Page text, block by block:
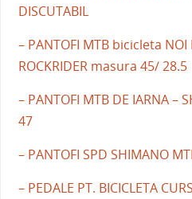
DISCUTABIL
– PANTOFI MTB bicicleta NOI
ROCKRIDER masura 45/ 28.5
– PANTOFI MTB DE IARNA –
47
– PANTOFI SPD SHIMANO
– PEDALE PT. BICICLETA